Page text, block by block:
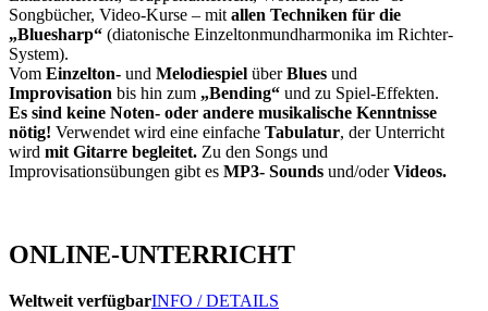
Songbücher, Video-Kurse – mit allen Techniken für die
„Bluesharp“ (diatonische Einzeltonmundharmonika im Richter-
System).
Vom Einzelton- und Melodiespiel überBlues und
Improvisation bis hin zum „Bending“ und zu Spiel-Effekten.
Es sind keine Noten- oder andere musikalische Kenntnisse
nötig! Verwendet wird eine einfache Tabulatur, der Unterricht
wird mit Gitarre begleitet. Zu den Songs und
Improvisationsübungen gibt es MP3- Sounds und/oderVideos.
ONLINE-UNTERRICHT
Weltweit verfügbarINFO / DETAILS